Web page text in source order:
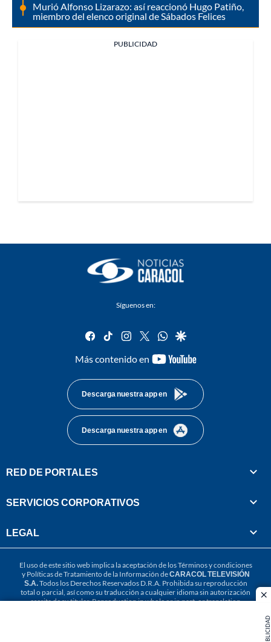
PUBLICIDAD
Murió Alfonso Lizarazo: así reaccionó Hugo Patiño,
miembro del elenco original de Sábados Felices
PUBLICIDAD
Síguenos en:
facebook
tiktok instagram
twitterwhatsapp
google
Más contenido en
youtube-
Descarga nuestra app en
Descarga nuestra app en
RED DE PORTALES
SERVICIOS CORPORATIVOS
LEGAL
El uso de este sitio web implica la aceptación de losTérminos y condiciones
y Políticas de Tratamiento de la Información deCARACOL TELEVISIÓN
S.A.Todos los Derechos Reservados D.R.A. Prohibida su reproducción
total o parcial, así como su traducción a cualquier idioma sin autorización
escrita de su titular. Reproduction in whole or in part, or translation